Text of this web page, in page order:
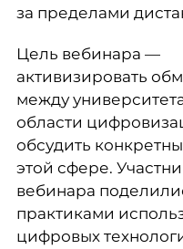
за пределами
Цель вебинара —
активизировать
между
области
обсудить
этой сфере.
вебинара
практиками
цифровых